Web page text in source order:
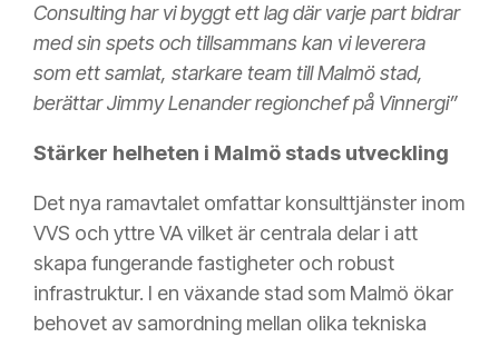
Consulting har vi byggt ett lag där varje part bidrar
med sin spets och tillsammans kan vi leverera
som ett samlat, starkare team till Malmö stad,
berättar Jimmy Lenander regionchef på Vinnergi”
Stärker helheten i Malmö stads utveckling
Det nya ramavtalet omfattar konsulttjänster inom
VVS och yttre VA vilket är centrala delar i att
skapa fungerande fastigheter och robust
infrastruktur. I en växande stad som Malmö ökar
behovet av samordning mellan olika tekniska